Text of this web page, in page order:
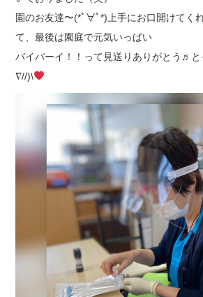
園のお友達〜(*ﾟ∀ﾟ*)上手にお口開けてく
て、最後は園庭で元気いっぱい
バイバーイ！！って見送りありがとう♬
∇//)\